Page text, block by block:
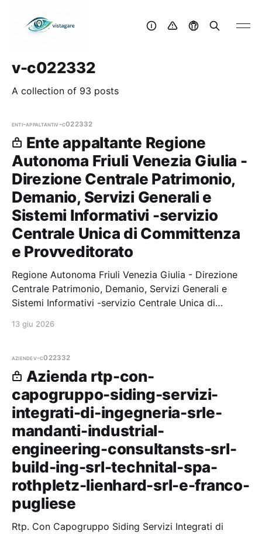
v-c022332
A collection of 93 posts
enti-appaltantiv-c022332
Ente appaltante Regione
Autonoma Friuli Venezia Giulia -
Direzione Centrale Patrimonio,
Demanio, Servizi Generali e
Sistemi Informativi -servizio
Centrale Unica di Committenza
e Provveditorato
Regione Autonoma Friuli Venezia Giulia - Direzione
Centrale Patrimonio, Demanio, Servizi Generali e
Sistemi Informativi -servizio Centrale Unica di
0 partecipazioni. Il
13 giu 2026
aziendev-c022332
Azienda rtp-con-
capogruppo-siding-servizi-
integrati-di-ingegneria-srle-
mandanti-industrial-
engineering-consultansts-srl-
build-ing-srl-technital-spa-
rothpletz-lienhard-srl-e-franco-
pugliese
Rtp. Con Capogruppo Siding Servizi Integrati di